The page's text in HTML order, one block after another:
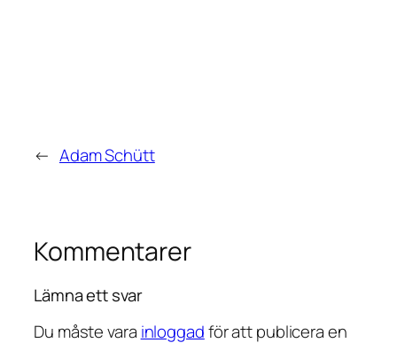
← Adam Schütt
Kommentarer
Lämna ett svar
Du måste vara inloggadför att publicera en